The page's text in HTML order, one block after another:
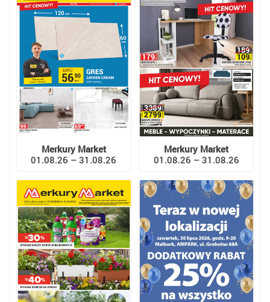
Merkury Market
01.08.26 – 31.08.26
Merkury Market
01.08.26 – 31.08.26